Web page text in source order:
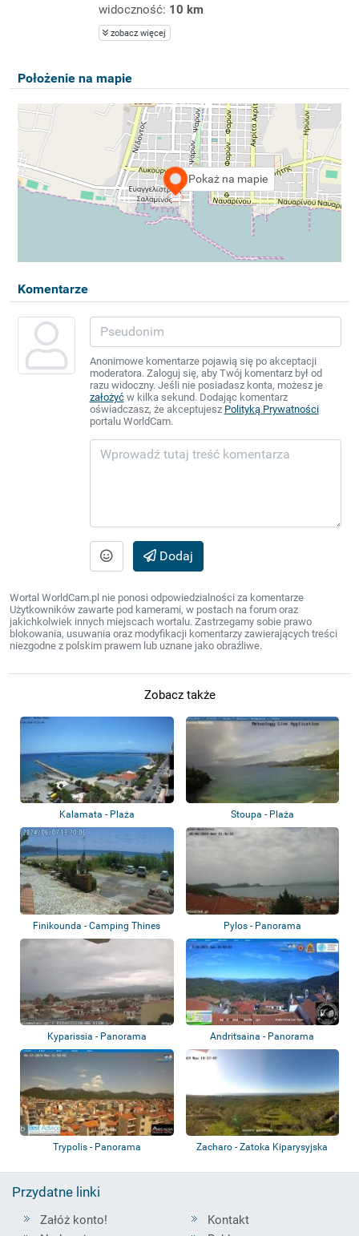
widoczność: 10 km
zobacz więcej
Położenie na mapie
Pokaż na mapie
Komentarze
Anonimowe komentarze pojawią się po akceptacji
moderatora. Zaloguj się, aby Twój komentarz był od
razu widoczny. Jeśli nie posiadasz konta, możesz je
założyćw kilka sekund. Dodając komentarz
oświadczasz, że akceptujesz Polityką Prywatności
portalu WorldCam.
Dodaj
Wortal WorldCam.pl nie ponosi odpowiedzialności za komentarze
Użytkowników zawarte pod kamerami, w postach na forum oraz
jakichkolwiek innych miejscach wortalu. Zastrzegamy sobie prawo
blokowania, usuwania oraz modyfikacji komentarzy zawierających treści
niezgodne z polskim prawem lub uznane jako obraźliwe.
Zobacz także
Kalamata - Plaża Stoupa - Plaża
Finikounda - Camping Thines Pylos - Panorama
Kyparissia - Panorama Andritsaina - Panorama
Trypolis - Panorama Zacharo - Zatoka Kiparysyjska
Przydatne linki
Załóż konto!
Kontakt